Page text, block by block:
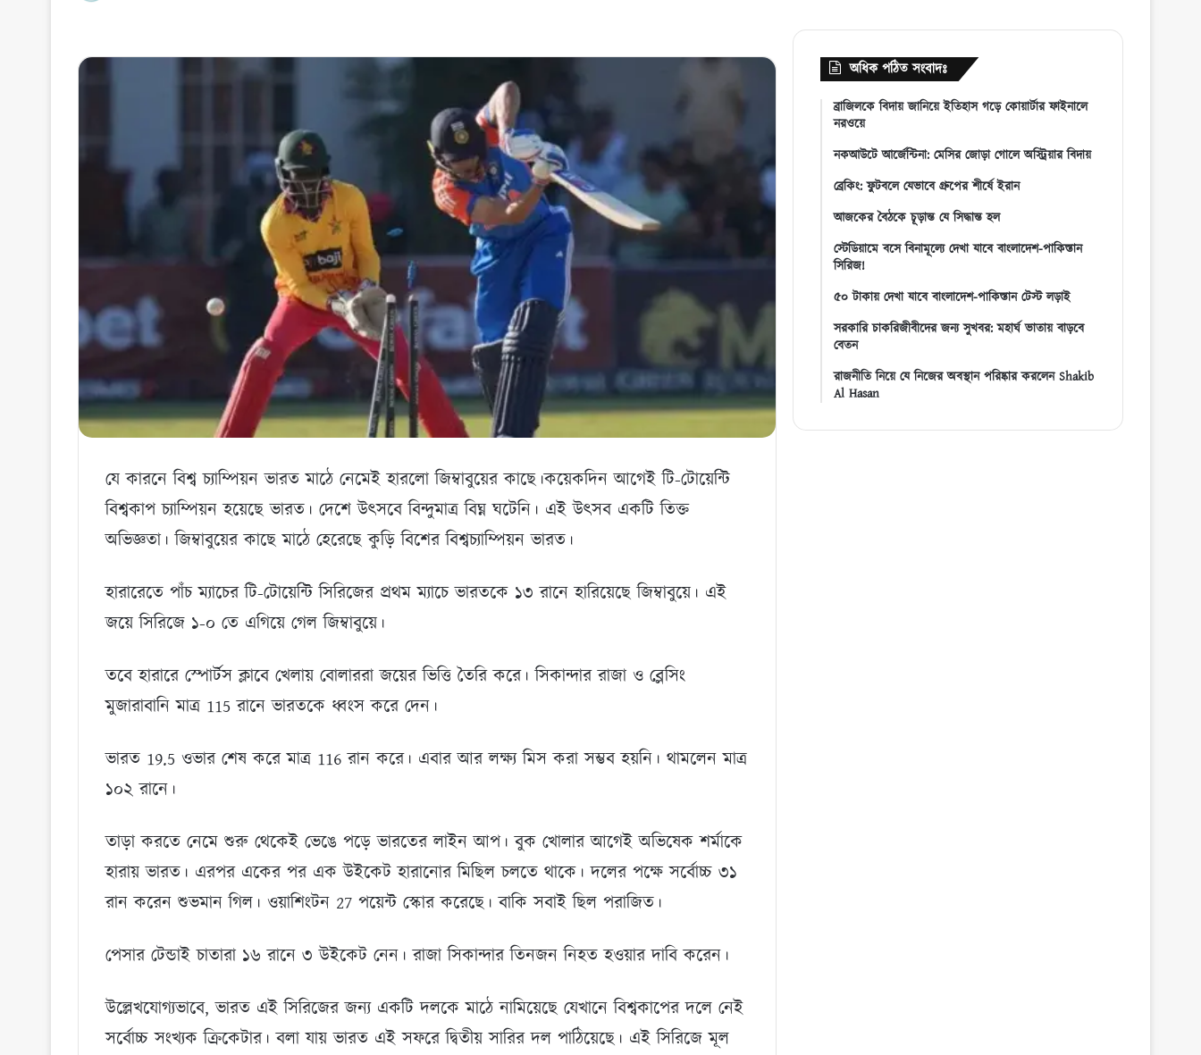
যে কারনে বিশ্ব চ্যাম্পিয়ন ভারত মাঠে নেমেই হারলো জিম্বাবুয়ের কাছে।কয়েকদিন আগেই টি-টোয়েন্টি
বিশ্বকাপ চ্যাম্পিয়ন হয়েছে ভারত। দেশে উৎসবে বিন্দুমাত্র বিঘ্ন ঘটেনি। এই উৎসব একটি তিক্ত
অভিজ্ঞতা। জিম্বাবুয়ের কাছে মাঠে হেরেছে কুড়ি বিশের বিশ্বচ্যাম্পিয়ন ভারত।
হারারেতে পাঁচ ম্যাচের টি-টোয়েন্টি সিরিজের প্রথম ম্যাচে ভারতকে ১৩ রানে হারিয়েছে জিম্বাবুয়ে। এই
জয়ে সিরিজে ১-০ তে এগিয়ে গেল জিম্বাবুয়ে।
তবে হারারে স্পোর্টস ক্লাবে খেলায় বোলাররা জয়ের ভিত্তি তৈরি করে। সিকান্দার রাজা ও ব্লেসিং
মুজারাবানি মাত্র 115 রানে ভারতকে ধ্বংস করে দেন।
ভারত 19.5 ওভার শেষ করে মাত্র 116 রান করে। এবার আর লক্ষ্য মিস করা সম্ভব হয়নি। থামলেন মাত্র
১০২ রানে।
তাড়া করতে নেমে শুরু থেকেই ভেঙে পড়ে ভারতের লাইন আপ। বুক খোলার আগেই অভিষেক শর্মাকে
হারায় ভারত। এরপর একের পর এক উইকেট হারানোর মিছিল চলতে থাকে। দলের পক্ষে সর্বোচ্চ ৩১
রান করেন শুভমান গিল। ওয়াশিংটন 27 পয়েন্ট স্কোর করেছে। বাকি সবাই ছিল পরাজিত।
পেসার টেন্ডাই চাতারা ১৬ রানে ৩ উইকেট নেন। রাজা সিকান্দার তিনজন নিহত হওয়ার দাবি করেন।
উল্লেখযোগ্যভাবে, ভারত এই সিরিজের জন্য একটি দলকে মাঠে নামিয়েছে যেখানে বিশ্বকাপের দলে নেই
সর্বোচ্চ সংখ্যক ক্রিকেটার। বলা যায় ভারত এই সফরে দ্বিতীয় সারির দল পাঠিয়েছে। এই সিরিজে মূল
অধিক পঠিত সংবাদঃ
ব্রাজিলকে বিদায় জানিয়ে ইতিহাস গড়ে কোয়ার্টার ফাইনালে
নরওয়ে
নকআউটে আর্জেন্টিনা: মেসির জোড়া গোলে অস্ট্রিয়ার বিদায়
ব্রেকিং: ফুটবলে যেভাবে গ্রুপের শীর্ষে ইরান
আজকের বৈঠকে চূড়ান্ত যে সিদ্ধান্ত হল
স্টেডিয়ামে বসে বিনামূল্যে দেখা যাবে বাংলাদেশ-পাকিস্তান
সিরিজ!
৫০ টাকায় দেখা যাবে বাংলাদেশ-পাকিস্তান টেস্ট লড়াই
সরকারি চাকরিজীবীদের জন্য সুখবর: মহার্ঘ ভাতায় বাড়বে
বেতন
রাজনীতি নিয়ে যে নিজের অবস্থান পরিষ্কার করলেন Shakib
Al Hasan